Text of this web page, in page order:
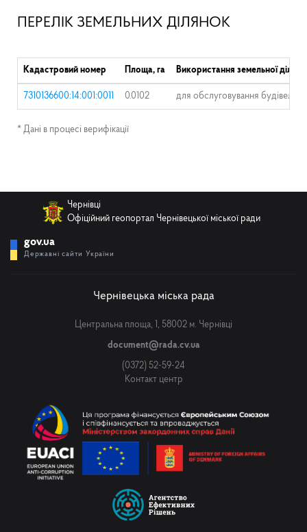
ПЕРЕЛІК ЗЕМЕЛЬНИХ ДІЛЯНОК
Кадастровий номер Площа, га Використання земельної
7310136600:14:001:0011 0.0102 для обслуговування будівель
* Дані в процесі верифікації
Чернівці
Офіційний геопортал Чернівецької міської ради
gov.ua
Державні сайти України
Чернівецька міська рада
Центральна площа, 1, 58002 м. Чернівці
document@rada.cv.ua
(0372) 52-59-24
Контакт центр